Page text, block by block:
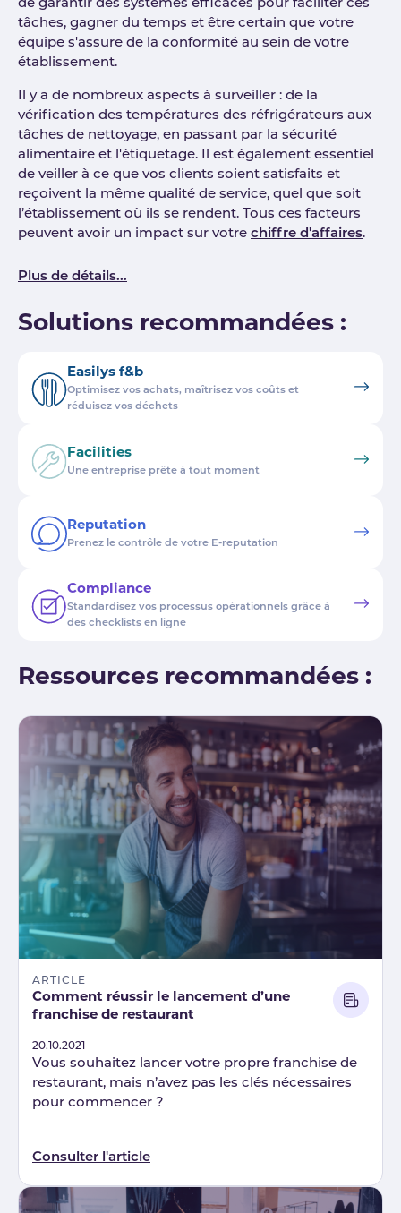
de garantir des systèmes efficaces pour faciliter ces
tâches, gagner du temps et être certain que votre
équipe s'assure de la conformité au sein de votre
établissement.
Il y a de nombreux aspects à surveiller : de la
vérification des températures des réfrigérateurs aux
tâches de nettoyage, en passant par la sécurité
alimentaire et l'étiquetage. Il est également essentiel
de veiller à ce que vos clients soient satisfaits et
reçoivent la même qualité de service, quel que soit
l’établissement où ils se rendent. Tous ces facteurs
peuvent avoir un impact sur votre chiffre d'affaires.
Plus de détails...
Solutions recommandées :
Easilys f&b
Optimisez vos achats, maîtrisez vos coûts et
réduisez vos déchets
Facilities
Une entreprise prête à tout moment
Reputation
Prenez le contrôle de votre E-reputation
Compliance
Standardisez vos processus opérationnels grâce à
des checklists en ligne
Ressources recommandées :
ARTICLE
Comment réussir le lancement d’une
franchise de restaurant
Published
20.10.2021
Vous souhaitez lancer votre propre franchise de
restaurant, mais n’avez pas les clés nécessaires
pour commencer ?
Consulter l'article